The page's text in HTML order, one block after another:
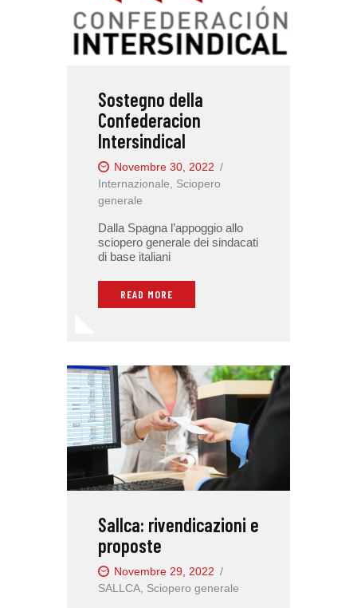
Sostegno della
Confederacion
Intersindical
Novembre 30, 2022
Internazionale
Sciopero
generale
Dalla Spagna l’appoggio allo
sciopero generale dei sindacati
di base italiani
READ MORE
Sallca: rivendicazioni e
proposte
Novembre 29, 2022
SALLCA, Sciopero generale